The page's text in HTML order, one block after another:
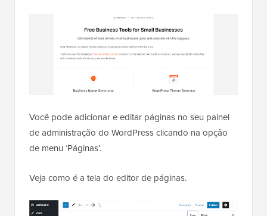
Você pode adicionar e editar páginas no seu painel
de administração do WordPress clicando na opção
de menu ‘Páginas’.
Veja como é a tela do editor de páginas.